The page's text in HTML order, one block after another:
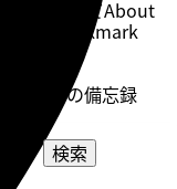
ログについてAbout
Bookmark
イナーの備忘録
検索